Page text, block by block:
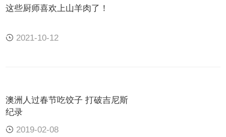
2、羊肉、羊肉火锅：
这些厨师喜欢上山羊肉了！
2021-10-12
澳洲人过春节吃饺子 打破吉尼斯
纪录
2019-02-08